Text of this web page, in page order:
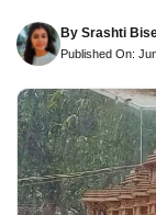
By Srashti
Published On: